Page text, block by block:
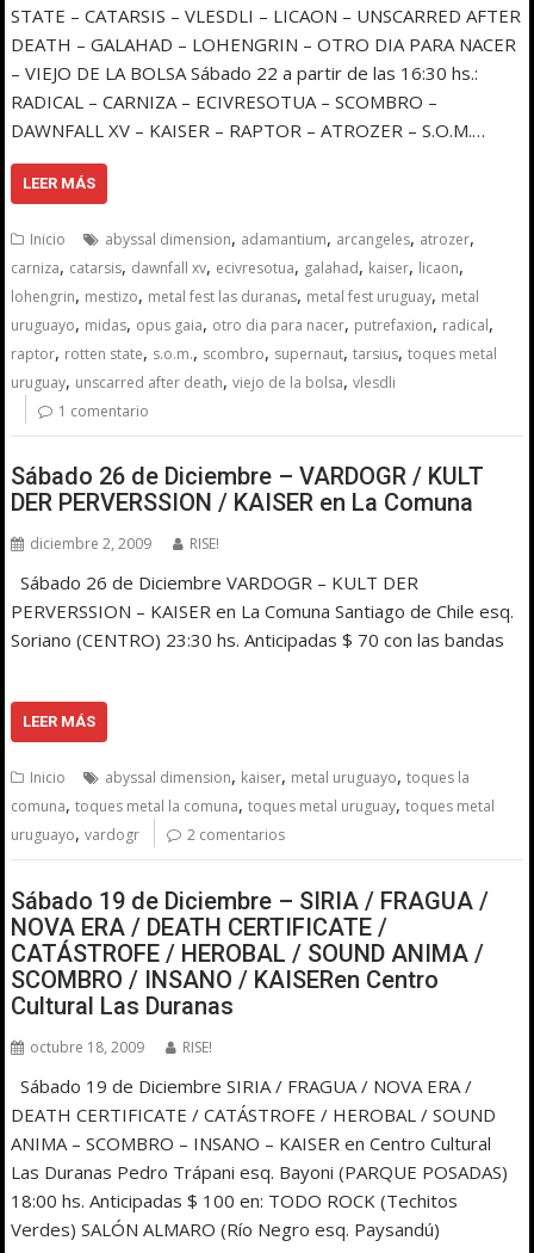
STATE – CATARSIS – VLESDLI – LICAON – UNSCARRED AFTER
DEATH – GALAHAD – LOHENGRIN – OTRO DIA PARA NACER
– VIEJO DE LA BOLSA Sábado 22 a partir de las 16:30 hs.:
RADICAL – CARNIZA – ECIVRESOTUA – SCOMBRO –
DAWNFALL XV – KAISER – RAPTOR – ATROZER – S.O.M.…
LEER MÁS
Inicio abyssal dimension, adamantium, arcangeles, atrozer,
carniza, catarsis, dawnfall xv, ecivresotua, galahad, kaiser, licaon,
lohengrin, mestizo, metal fest las duranas, metal fest uruguay, metal
uruguayo, midas, opus gaia, otro dia para nacer, putrefaxion, radical,
raptor, rotten state, s.o.m., scombro, supernaut,tarsius,toques metal
uruguay, unscarred after death,viejo de la bolsa,vlesdli
1 comentario
Sábado 26 de Diciembre – VARDOGR / KULT
DER PERVERSSION / KAISER en La Comuna
diciembre 2, 2009 RISE!
Sábado 26 de Diciembre VARDOGR – KULT DER
PERVERSSION – KAISER en La Comuna Santiago de Chile esq.
Soriano (CENTRO) 23:30 hs. Anticipadas $ 70 con las bandas
LEER MÁS
Inicio abyssal dimension, kaiser, metal uruguayo,toques la
comuna,toques metal la comuna,toques metal uruguay,toques metal
uruguayo,vardogr 2 comentarios
Sábado 19 de Diciembre – SIRIA / FRAGUA /
NOVA ERA / DEATH CERTIFICATE /
CATÁSTROFE / HEROBAL / SOUND ANIMA /
SCOMBRO / INSANO / KAISERen Centro
Cultural Las Duranas
octubre 18, 2009 RISE!
Sábado 19 de Diciembre SIRIA / FRAGUA / NOVA ERA /
DEATH CERTIFICATE / CATÁSTROFE / HEROBAL / SOUND
ANIMA – SCOMBRO – INSANO – KAISER en Centro Cultural
Las Duranas Pedro Trápani esq. Bayoni (PARQUE POSADAS)
18:00 hs. Anticipadas $ 100 en: TODO ROCK (Techitos
Verdes) SALÓN ALMARO (Río Negro esq. Paysandú)